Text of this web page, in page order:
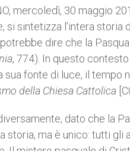
mercoledì, 30 maggio
si sintetizza l’intera
potrebbe dire che la
, 774). In questo
sua fonte di luce, il tempo
della Chiesa Cattolica
dato che la
storia, ma è unico: tutti gli